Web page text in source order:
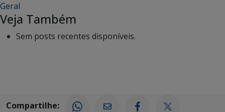
Geral
Veja Também
Sem posts recentes disponíveis.
Compartilhe: